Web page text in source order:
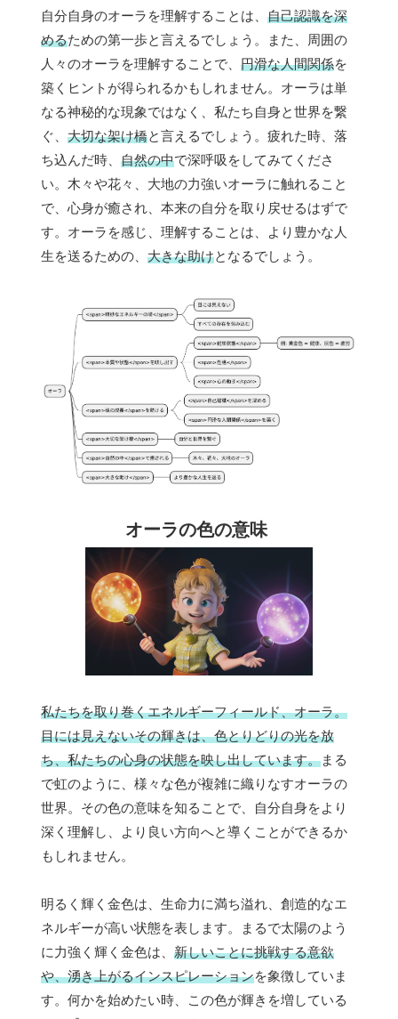
自分自身のオーラを理解することは、 自己認識を深
めるための第一歩と言えるでしょう。また、周囲の
人々のオーラを理解することで、 円滑な人間関係を
築くヒントが得られるかもしれません。オーラは単
なる神秘的な現象ではなく、私たち自身と世界を繋
ぐ、 大切な架け橋と言えるでしょう。疲れた時、落
ち込んだ時、 自然の中で深呼吸をしてみてくださ
い。木々や花々、大地の力強いオーラに触れること
で、心身が癒され、本来の自分を取り戻せるはずで
す。オーラを感じ、理解することは、より豊かな人
生を送るための、 大きな助けとなるでしょう。
オーラの色の意味
私たちを取り巻くエネルギーフィールド、オーラ。
目には見えないその輝きは、色とりどりの光を放
ち、私たちの心身の状態を映し出しています。まる
で虹のように、様々な色が複雑に織りなすオーラの
世界。その色の意味を知ることで、自分自身をより
深く理解し、より良い方向へと導くことができるか
もしれません。
明るく輝く金色は、生命力に満ち溢れ、創造的なエ
ネルギーが高い状態を表します。まるで太陽のよう
に力強く輝く金色は、 新しいことに挑戦する意欲
や、湧き上がるインスピレーションを象徴していま
す。何かを始めたい時、この色が輝きを増している